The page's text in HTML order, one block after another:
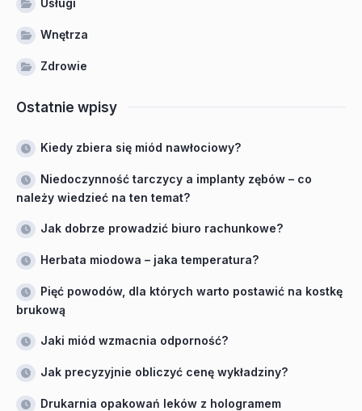
Wnętrza
Zdrowie
Ostatnie wpisy
Kiedy zbiera się miód nawłociowy?
Niedoczynność tarczycy a implanty zębów – co
należy wiedzieć na ten temat?
Jak dobrze prowadzić biuro rachunkowe?
Herbata miodowa – jaka temperatura?
Pięć powodów, dla których warto postawić na kostkę
brukową
Jaki miód wzmacnia odporność?
Jak precyzyjnie obliczyć cenę wykładziny?
Drukarnia opakowań leków z hologramem